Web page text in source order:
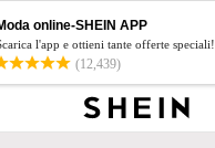
online-SHEIN APP
l'app e ottieni tante offerte speciali!
(12,439)